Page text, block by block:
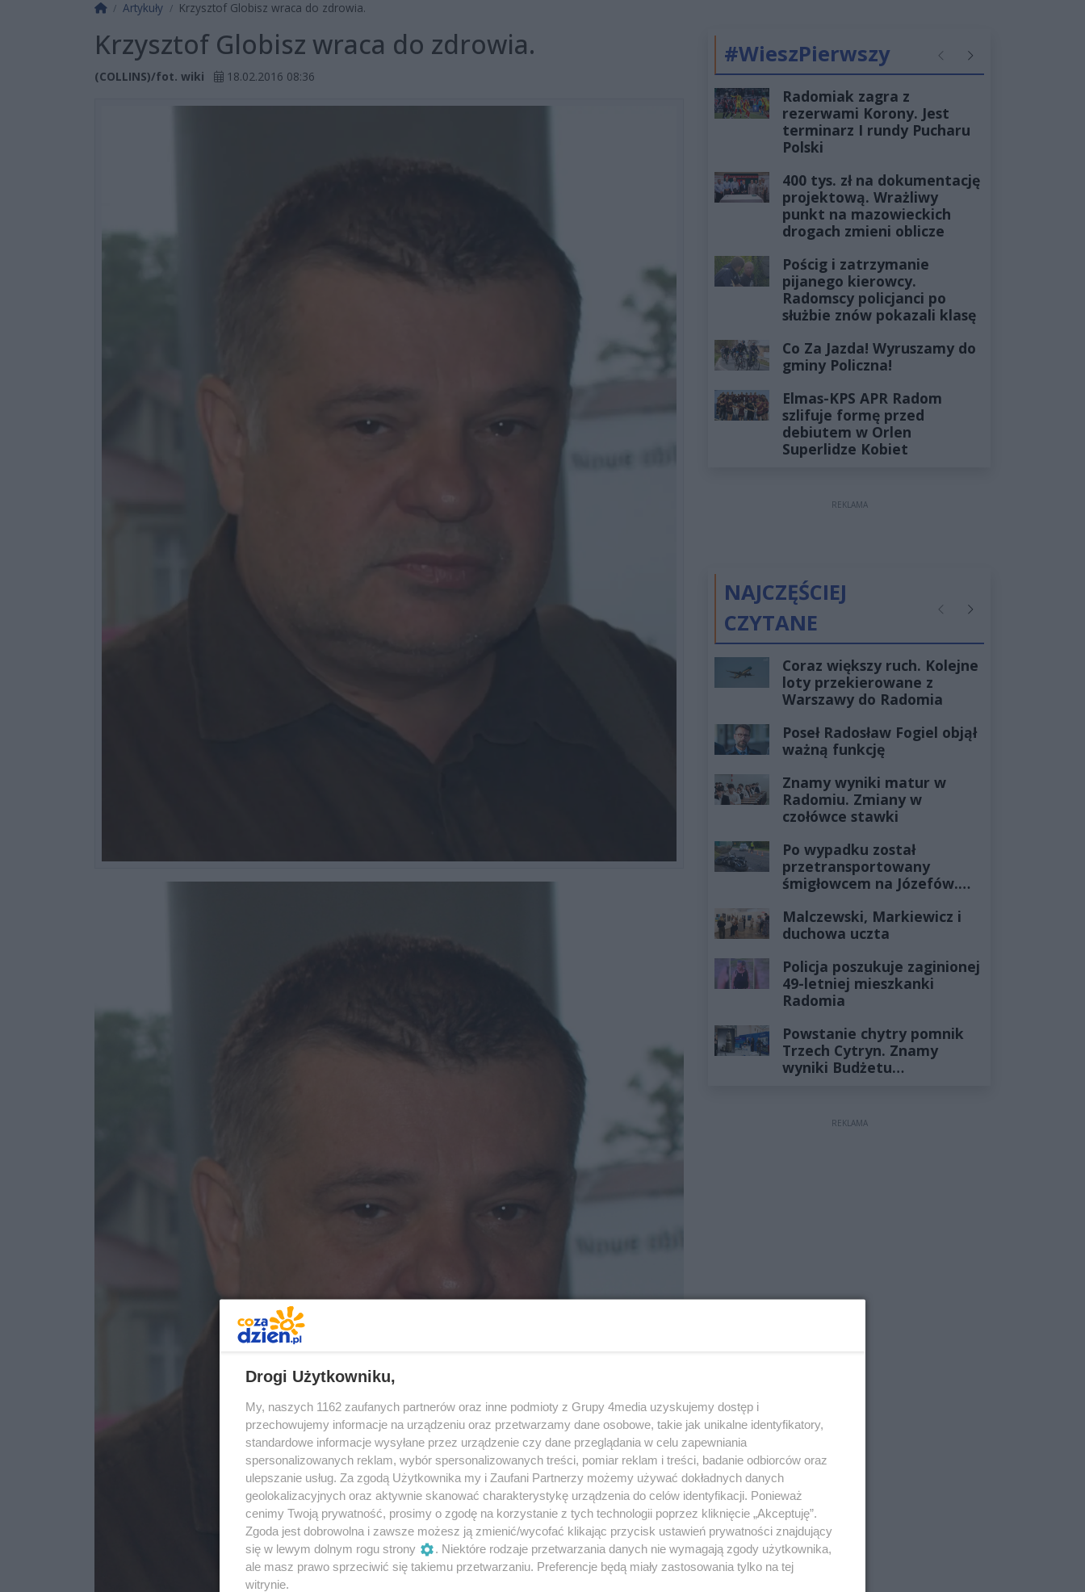
Strona główna
Artykuły Krzysztof Globisz wraca do zdrowia.
Krzysztof Globisz wraca do zdrowia.
(COLLINS)/fot. wiki 18.02.2016 08:36
#WieszPierwszy PoprzednieNastępne
Radomiak zagra z
rezerwami Korony. Jest
terminarz I rundy Pucharu
Polski
400 tys. zł na dokumentację
projektową. Wrażliwy
punkt na mazowieckich
drogach zmieni oblicze
Pościg i zatrzymanie
pijanego kierowcy.
Radomscy policjanci po
służbie znów pokazali klasę
Co Za Jazda! Wyruszamy do
gminy Policzna!
Elmas-KPS APR Radom
szlifuje formę przed
debiutem w Orlen
Superlidze Kobiet
REKLAMA
NAJCZĘŚCIEJ
CZYTANE
PoprzednieNastępne
Coraz większy ruch. Kolejne
loty przekierowane z
Warszawy do Radomia
Poseł Radosław Fogiel objął
ważną funkcję
Znamy wyniki matur w
Radomiu. Zmiany w
czołówce stawki
Po wypadku został
przetransportowany
śmigłowcem na Józefów.
żyłach
Malczewski, Markiewicz i
duchowa uczta
Policja poszukuje zaginionej
49-letniej mieszkanki
Radomia
Powstanie chytry pomnik
Trzech Cytryn. Znamy
wyniki Budżetu
REKLAMA
Drogi Użytkowniku,
My, naszych 1162 zaufanych partnerów oraz inne podmioty z Grupy 4media uzyskujemy dostęp i
przechowujemy informacje na urządzeniu oraz przetwarzamy dane osobowe, takie jak unikalne identyfikatory,
standardowe informacje wysyłane przez urządzenie czy dane przeglądania w celu zapewniania
spersonalizowanych reklam, wybór spersonalizowanych treści, pomiar reklam i treści, badanie odbiorców oraz
ulepszanie usług. Za zgodą Użytkownika my i Zaufani Partnerzy możemy używać dokładnych danych
geolokalizacyjnych oraz aktywnie skanować charakterystykę urządzenia do celów identyfikacji. Ponieważ
cenimy Twoją prywatność, prosimy o zgodę na korzystanie z tych technologii poprzez kliknięcie „Akceptuję”.
Zgoda jest dobrowolna i zawsze możesz ją zmienić/wycofać klikając przycisk ustawień prywatności znajdujący
się w lewym dolnym rogu strony
. Niektóre rodzaje przetwarzania danych nie wymagają zgody użytkownika,
ale masz prawo sprzeciwić się takiemu przetwarzaniu. Preferencje będą miały zastosowania tylko na tej
witrynie.